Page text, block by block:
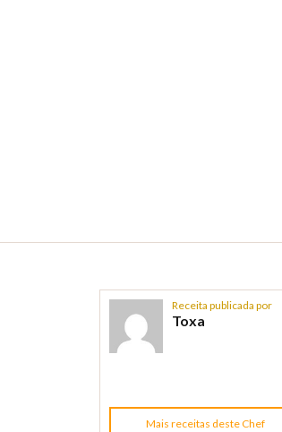
Receita publicada por
Toxa
Mais receitas deste Chef